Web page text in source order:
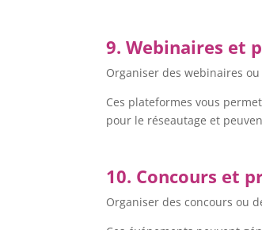
9. Webinaires et
Organiser des webinaires
Ces plateformes vous
pour le réseautage et
10. Concours et
Organiser des concours ou